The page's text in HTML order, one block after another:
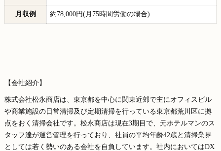
月収例 約78,000円(月75時間労働の場合)
【会社紹介】
株式会社松永商店は、東京都を中心に関東近郊で主にオフィスビル
や商業施設の日常清掃及び定期清掃を行っている東京都荒川区に拠
点をおく清掃会社です。松永商店は現在3期目で、元ホテルマンのス
タッフ達が運営管理を行っており、社員の平均年齢42歳と清掃業界
としては若く勢いのある会社を自負しています。社内においてはDX